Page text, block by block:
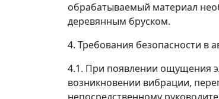
обрабатываемый материал
деревянным бруском.
4. Требования безопасности в
4.1. При появлении ощущения
возникновении вибрации,